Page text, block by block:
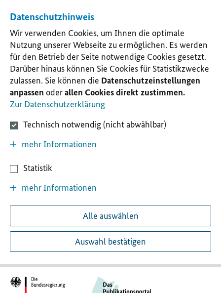
Datenschutzhinweis
Wir verwenden Cookies, um Ihnen die optimale
Nutzung unserer Webseite zu ermöglichen. Es werden
für den Betrieb der Seite notwendige Cookies gesetzt.
Darüber hinaus können Sie Cookies für Statistikzwecke
zulassen. Sie können die Datenschutzeinstellungen
anpassen oderallen Cookies direkt zustimmen.
Zur Datenschutzerklärung
Technisch notwendig (nicht abwählbar)
mehr Informationen
Statistik
mehr Informationen
Alle auswählen
Auswahl bestätigen